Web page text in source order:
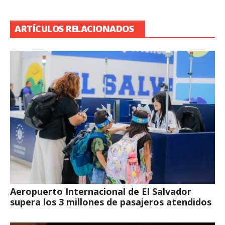
ARTÍCULOS RELACIONADOS
Aeropuerto Internacional de El Salvador
supera los 3 millones de pasajeros atendidos